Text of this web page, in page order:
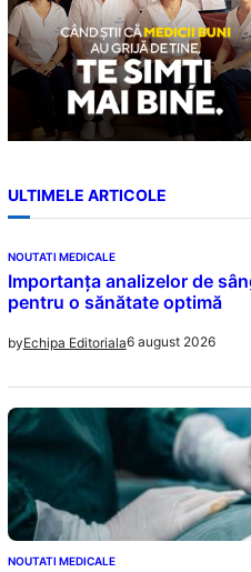
ULTIMELE ARTICOLE
NOUTATI MEDICALE
Importanța analizelor de
pentru o sănătate optimă
byEchipa Editoriala6 august 2026
NOUTATI MEDICALE